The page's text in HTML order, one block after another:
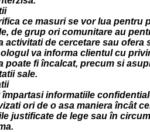
ce masuri se vor lua pentru
de grup ori comunitare au
activitati de cercetare sau ofera
va informa clientul cu
poate fi încalcat, precum si
sale.
informatiile
ori de o asa maniera încât
justificate de lege sau în